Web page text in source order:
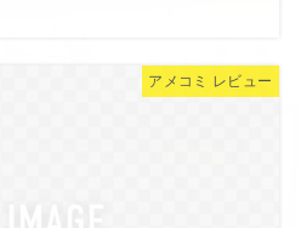
アメコミ レビュー